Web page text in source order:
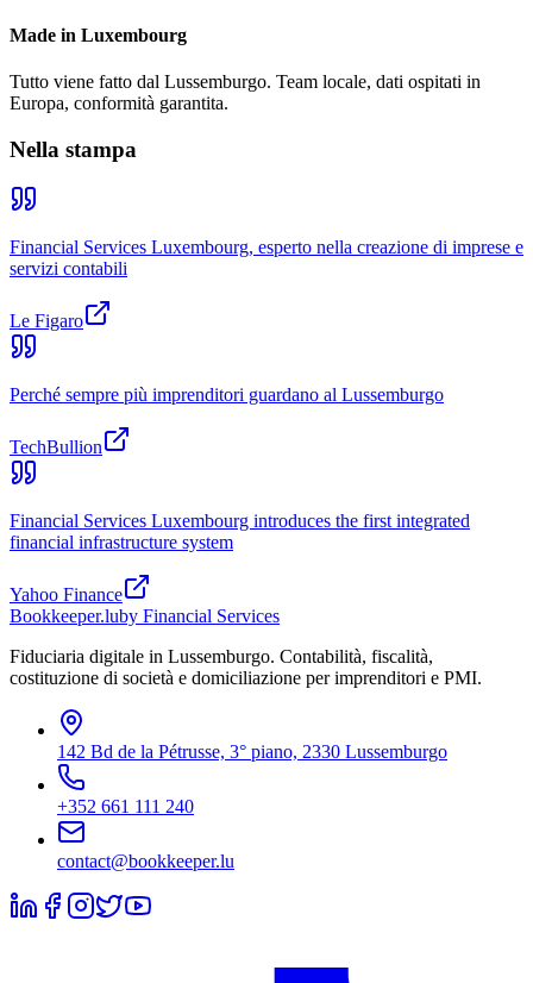
Made in Luxembourg
Tutto viene fatto dal Lussemburgo. Team locale, dati ospitati in
Europa, conformità garantita.
Nella stampa
Financial Services Luxembourg, esperto nella creazione di imprese e
servizi contabili
Le Figaro
Perché sempre più imprenditori guardano al Lussemburgo
TechBullion
Financial Services Luxembourg introduces the first integrated
financial infrastructure system
Yahoo Finance
Bookkeeper.luby Financial Services
Fiduciaria digitale in Lussemburgo. Contabilità, fiscalità,
costituzione di società e domiciliazione per imprenditori e PMI.
142 Bd de la Pétrusse, 3° piano, 2330 Lussemburgo
+352 661 111 240
contact@bookkeeper.lu